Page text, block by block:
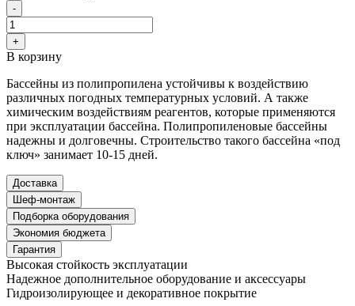
-
+
В корзину
Бассейны из полипропилена устойчивы к воздействию
различных погодных температурных условий. А также
химическим воздействиям реагентов, которые применяются
при эксплуатации бассейна. Полипропиленовые бассейны
надежны и долговечны. Строительство такого бассейна «под
ключ» занимает 10-15 дней.
Доставка
Шеф-монтаж
Подборка оборудования
Экономия бюджета
Гарантия
Высокая стойкость эксплуатации
Надежное дополнительное оборудование и аксессуары
Гидроизолирующее и декоративное покрытие